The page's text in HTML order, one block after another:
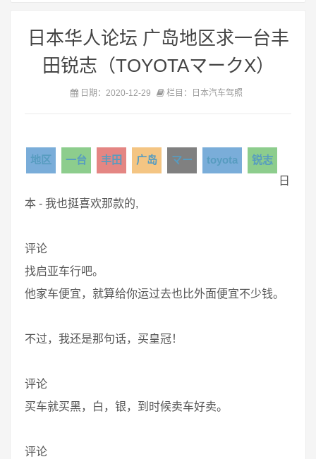
日本华人论坛 广岛地区求一台丰
田锐志（TOYOTAマークX）
日期：2020-12-29 栏目：日本汽车驾照
地区 一台 丰田 广岛 マー toyota
锐志
日
本 - 我也挺喜欢那款的,
评论
找启亚车行吧。
他家车便宜，就算给你运过去也比外面便宜不少钱。
不过，我还是那句话，买皇冠！
评论
买车就买黑，白，银，到时候卖车好卖。
评论